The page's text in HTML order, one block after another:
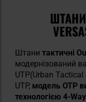
ШТАНИ
Штани тактичні
модернізований
UTP(Urban Tactical
UTP, модель OTP
технологією 4-